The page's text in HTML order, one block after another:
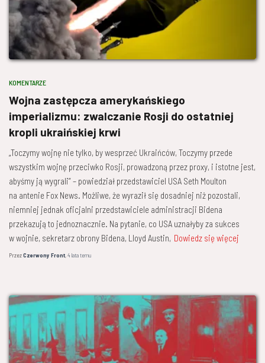
KOMENTARZE
Wojna zastępcza amerykańskiego
imperializmu: zwalczanie Rosji do ostatniej
kropli ukraińskiej krwi
„Toczymy wojnę nie tylko, by wesprzeć Ukraińców, Toczymy przede
wszystkim wojnę przeciwko Rosji, prowadzoną przez proxy, i istotne jest,
abyśmy ją wygrali” – powiedział przedstawiciel USA Seth Moulton
na antenie Fox News. Możliwe, że wyraził się dosadniej niż pozostali,
niemniej jednak oficjalni przedstawiciele administracji Bidena
przekazują to jednoznacznie. Na pytanie, co USA uznałyby za sukces
w wojnie, sekretarz obrony Bidena, Lloyd Austin, Dowiedz się więcej
PrzezCzerwony Front,4 latatemu